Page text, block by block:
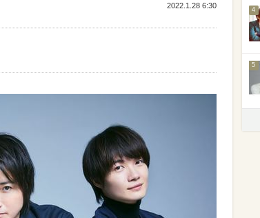
2022.1.28 6:30
4
5